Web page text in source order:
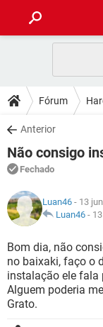
CELULAR
OUTLOOK
INSTAGRAM
GUIA DE COMPRAS
DICAS
JOGOS
OUTLOOK
INSTAGRAM
GUIA DE COMPRAS
DOWNLOADS
JOGOS
CELULAR
OUTLOOK
INSTAGRAM
GUIA DE COMPRAS
FÓRUM
JOGOS
CELULAR
INSTAGRAM
GUIA DE COMPRAS
GLOSSÁRIO
JOGOS
CELULAR
OUTLOOK
INSTAGRAM
Fórum
Anterior
Não consigo
Fechado
Luan46 - 13
Luan46 -
Bom dia, não
no baixaki, faço o
instalação ele fala
Alguem poderia
Grato.